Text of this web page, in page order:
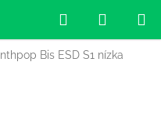
Hľadať
KOŠÍK
Bis ESD S1 nízka